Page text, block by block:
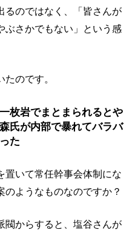
るのではなく、「皆さんが
ぶさかでもない」という感
のです。
枚岩でまとまられるとや
氏が内部で暴れてバラバ
た
置いて常任幹事会体制にな
のようなものなのですか？
閥からすると、塩谷さんが